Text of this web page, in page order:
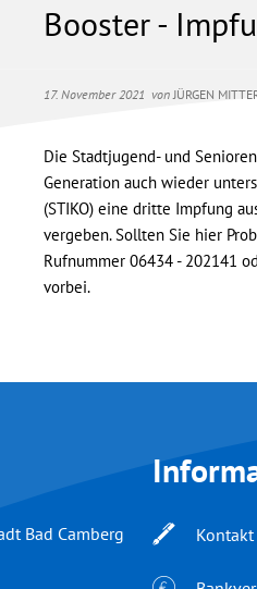
Booster -
17. November 2021 vonJÜRGEN
Die Stadtjugend- und
Generation auch wieder
(STIKO) eine dritte Impfung
vergeben. Sollten Sie hier
Rufnummer 06434 - 202141
vorbei.
Bad Camberg
Kontakt